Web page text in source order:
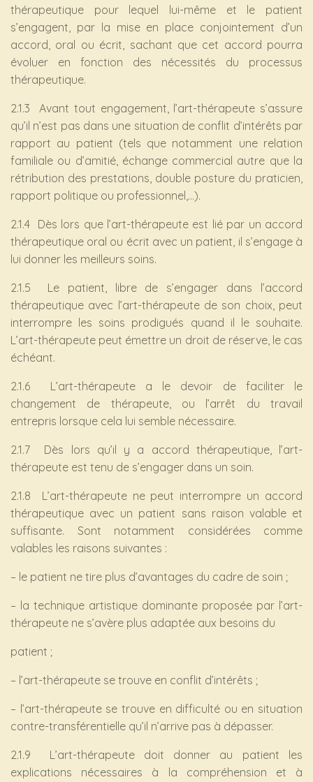
thérapeutique pour lequel lui-même et le patient
s’engagent, par la mise en place conjointement d’un
accord, oral ou écrit, sachant que cet accord pourra
évoluer en fonction des nécessités du processus
thérapeutique.
2.1.3 Avant tout engagement, l’art-thérapeute s’assure
qu’il n’est pas dans une situation de conflit d’intérêts par
rapport au patient (tels que notamment une relation
familiale ou d’amitié, échange commercial autre que la
rétribution des prestations, double posture du praticien,
rapport politique ou professionnel,…).
2.1.4 Dès lors que l’art-thérapeute est lié par un accord
thérapeutique oral ou écrit avec un patient, il s’engage à
lui donner les meilleurs soins.
2.1.5 Le patient, libre de s’engager dans l’accord
thérapeutique avec l’art-thérapeute de son choix, peut
interrompre les soins prodigués quand il le souhaite.
L’art-thérapeute peut émettre un droit de réserve, le cas
échéant.
2.1.6 L’art-thérapeute a le devoir de faciliter le
changement de thérapeute, ou l’arrêt du travail
entrepris lorsque cela lui semble nécessaire.
2.1.7 Dès lors qu’il y a accord thérapeutique, l’art-
thérapeute est tenu de s’engager dans un soin.
2.1.8 L’art-thérapeute ne peut interrompre un accord
thérapeutique avec un patient sans raison valable et
suffisante. Sont notamment considérées comme
valables les raisons suivantes :
– le patient ne tire plus d’avantages du cadre de soin ;
– la technique artistique dominante proposée par l’art-
thérapeute ne s’avère plus adaptée aux besoins du
patient ;
– l’art-thérapeute se trouve en conflit d’intérêts ;
– l’art-thérapeute se trouve en difficulté ou en situation
contre-transférentielle qu’il n’arrive pas à dépasser.
2.1.9 L’art-thérapeute doit donner au patient les
explications nécessaires à la compréhension et à